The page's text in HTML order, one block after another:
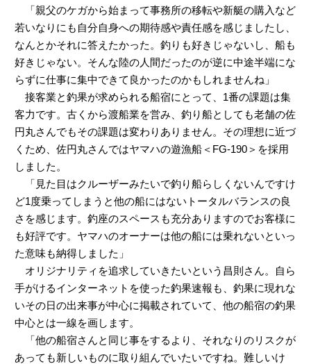
「親父のケガから始まって事務所の移転や新艇の購入など
若いなりにも自分自身への期待感や責任感を感じましたし、
なんとかそれに答えたかった。釣りも好きじゃないし、船も
好きじゃない。そんな陸の人間だったのが逆に中途半端にな
らずに仕事に集中できて良かったのかもしれませんね」
接客業と釣果が求められる船宿にとって、1番の課題は集
客力です。古くから渡船業を営み、釣り船としても老舗の佐
円丸さんでもその課題は変わりありません。その理想に近づ
くため、佐円丸さんではヤマハの遊漁船＜FG-190＞を採用
しました。
「見た目はクルーザーみたいで釣り船らしくないんですけ
ど1度乗ってしまうと他の船にはないトータルバランスの良
さを感じます。釣座のスペースも充分ありますのでお客様に
も好評です。ヤマハのオーナーは他の船には乗れないといっ
た意味も納得しました」
オリジナリティを追求していきたいという昌則さん。自ら
手がけるインターネットを使った釣果速報も、釣果に現れな
いその日の出来事が中心に掲載されていて、他の船宿の釣果
中心とは一線を画します。
「他の船宿さんと同じ事をするより、それなりのリスクが
あっても新しいものに取り組んでいたいですね。難しいけ